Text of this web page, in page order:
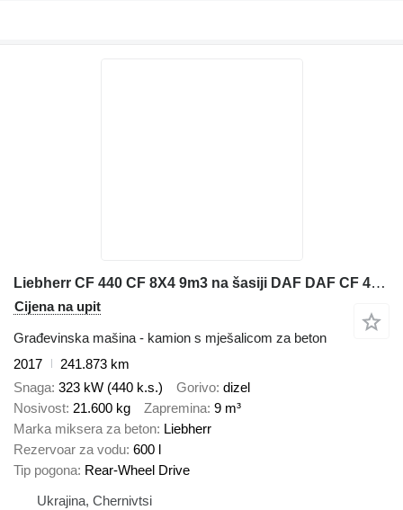
Liebherr CF 440 CF 8X4 9m3 na šasiji DAF DAF CF 440 CF 8X4 9m3
Cijena na upit
Građevinska mašina - kamion s mješalicom za beton
2017
241.873 km
Snaga 323 kW (440 k.s.) Gorivo dizel
Nosivost 21.600 kg Zapremina 9 m³
Marka miksera za beton Liebherr
Rezervoar za vodu 600 l
Tip pogona Rear-Wheel Drive
Ukrajina, Chernivtsi